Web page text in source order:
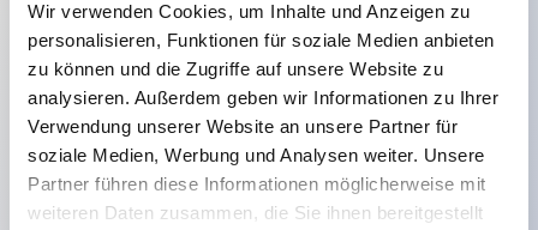
Wir verwenden Cookies, um Inhalte und Anzeigen zu
personalisieren, Funktionen für soziale Medien anbieten
zu können und die Zugriffe auf unsere Website zu
analysieren. Außerdem geben wir Informationen zu Ihrer
Verwendung unserer Website an unsere Partner für
soziale Medien, Werbung und Analysen weiter. Unsere
Partner führen diese Informationen möglicherweise mit
weiteren Daten zusammen, die Sie ihnen bereitgestellt
Hauptmerkmale
Anwendbar in potenziell explosionsgefährdeten
Atmosphären